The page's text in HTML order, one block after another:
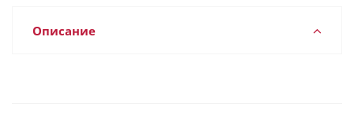
Описание